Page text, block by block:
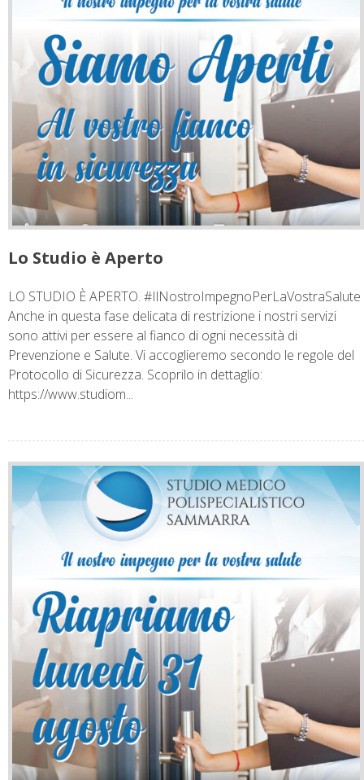
Lo Studio è Aperto
LO STUDIO È APERTO. #IlNostroImpegnoPerLaVostraSalute
Anche in questa fase delicata di restrizione i nostri servizi
sono attivi per essere al fianco di ogni necessità di
Prevenzione e Salute. Vi accoglieremo secondo le regole del
Protocollo di Sicurezza. Scoprilo in dettaglio:
https://www.studiom...